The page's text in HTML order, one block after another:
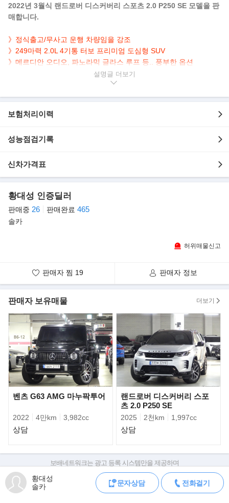
2022년 3월식 랜드로버 디스커버리 스포츠 2.0 P250 SE 모델을 판
매합니다.
》정식출고/무사고 운행 차량임을 강조
》249마력 2.0L 4기통 터보 프리미엄 도심형 SUV
》메르디안 오디오, 파노라믹 글라스 루프 등.. 풍부한 옵션
- 정식출고
- 31,000km 실주행
- 메르디안 사운드 시스템
- 깔끔하게 관리된 내/외관 보유
▶판매자의 한마디
안녕하세요. 수원 오토컬렉션 솔카 황대성 입니다.
혹여라도 단순 교환이나 사고, 수리 내역이 있을 시
차량을 직접 매입하여 판매하는 방식이기에 타시던 차량에 대한
고가매입 및 위탁판매도 가능합니다. 차량 구입문의가 아니더라도
차량 매도를 원하시는 분께서는 편하게 견적 받아보시는 것도 추천
드립니다.
국산차, 수입차, 고가의 슈퍼카, 화물 및 특수차량 등등 어떠한 차량
이든
현장에서 차량 상태 확인 후, 즉시 현금 매입 가능합니다.
팔고 나면 끝이 아닌, 한번 거래했던 고객분들은 재구매. 재판매. 지
셔도 좋습니다.
오늘 하루도 좋은 하루 보내시고요. 늘 행복하시길 멀리서 나마 진
심으로 기원합니다.
설명글
보험처리이력
성능점검기록
신차가격표
황대성 인증딜러
판매중 26 판매완료 465
솔카
허위매물신고
판매자 찜 19 판매자 정보
판매자 보유매물 더보기
벤츠 G63 AMG 마누팍투어
2022 4만km 3,982cc
상담
랜드로버 디스커버리 스포
츠 2.0 P250 SE
2025 2천km 1,997cc
상담
황대성
솔카
문자상담 전화걸기
보배네트워크는 광고 등록 시스템만을 제공하며
판매자가 직접 등록한 내용에 대한 모든 책임은 판매자에게 있습니다.
차량 구매 시 차량등록증, 성능점검기록부, 실제 차량 상태,
차대번호 조회로 직접 정보를 확인하세요.